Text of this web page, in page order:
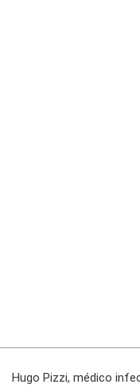
Hugo Pizzi, médico